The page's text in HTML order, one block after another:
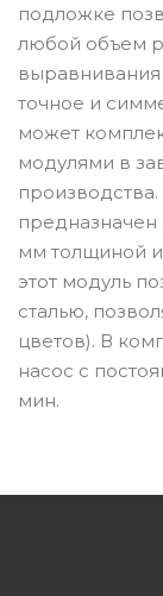
подложке
любой объем
выравнивания
точное и
может
модулями в
мм толщиной
этот модуль
сталью,
цветов). В
насос с
мин.